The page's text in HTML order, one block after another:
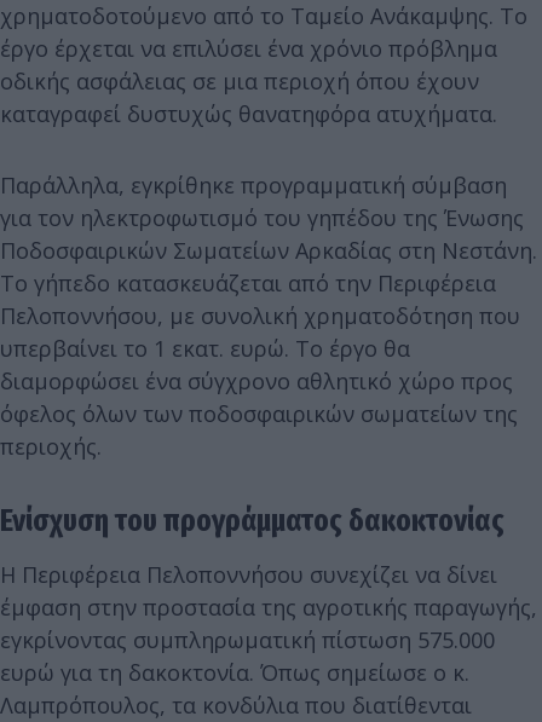
χρηματοδοτούμενο από το Ταμείο Ανάκαμψης. Το
έργο έρχεται να επιλύσει ένα χρόνιο πρόβλημα
οδικής ασφάλειας σε μια περιοχή όπου έχουν
καταγραφεί δυστυχώς θανατηφόρα ατυχήματα.
Παράλληλα, εγκρίθηκε προγραμματική σύμβαση
για τον ηλεκτροφωτισμό του γηπέδου της Ένωσης
Ποδοσφαιρικών Σωματείων Αρκαδίας στη Νεστάνη.
Το γήπεδο κατασκευάζεται από την Περιφέρεια
Πελοποννήσου, με συνολική χρηματοδότηση που
υπερβαίνει το 1 εκατ. ευρώ. Το έργο θα
διαμορφώσει ένα σύγχρονο αθλητικό χώρο προς
όφελος όλων των ποδοσφαιρικών σωματείων της
περιοχής.
Ενίσχυση του προγράμματος δακοκτονίας
Η Περιφέρεια Πελοποννήσου συνεχίζει να δίνει
έμφαση στην προστασία της αγροτικής παραγωγής,
εγκρίνοντας συμπληρωματική πίστωση 575.000
ευρώ για τη δακοκτονία. Όπως σημείωσε ο κ.
Λαμπρόπουλος, τα κονδύλια που διατίθενται